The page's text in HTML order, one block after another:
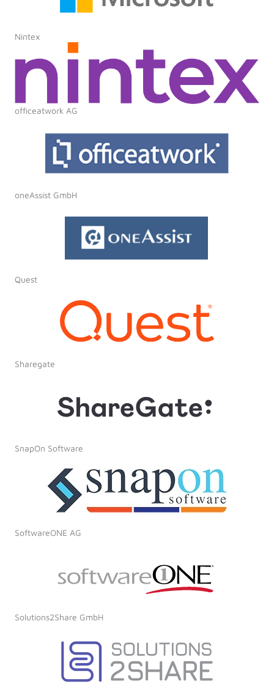
Nintex
officeatwork AG
oneAssist GmbH
Quest
Sharegate
SnapOn Software
SoftwareONE AG
Solutions2Share GmbH